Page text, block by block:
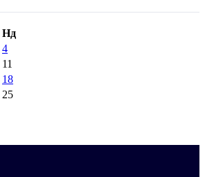
Нд
4
11
18
25